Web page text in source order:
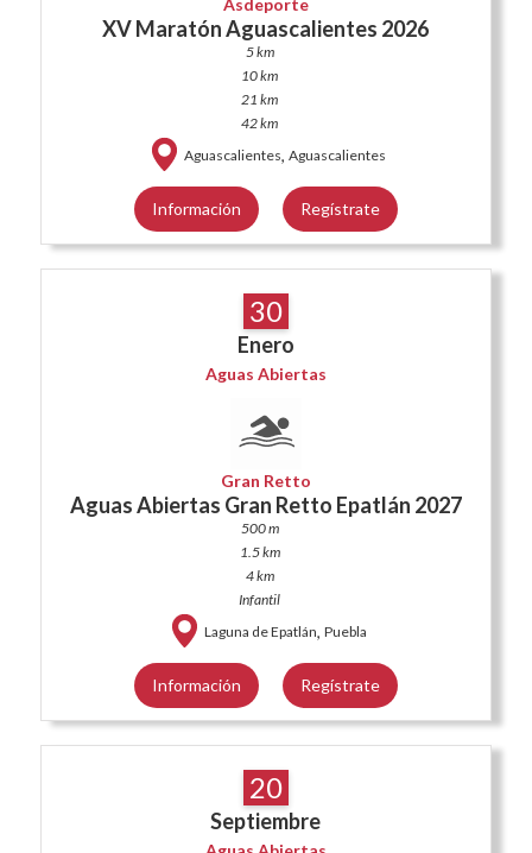
Asdeporte
XV Maratón Aguascalientes 2026
5 km
10 km
21 km
42 km
Aguascalientes, Aguascalientes
Información Regístrate
30
Enero
Aguas Abiertas
Gran Retto
Aguas Abiertas Gran Retto Epatlán 2027
500 m
1.5 km
4 km
Infantil
Laguna de Epatlán, Puebla
Información Regístrate
20
Septiembre